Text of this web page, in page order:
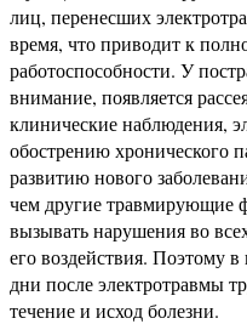
лиц, перенесших
время, что приводит к
работоспособности. У
внимание, появляется
клинические наблюдения,
обострению хронического
развитию нового
чем другие травмирующие
вызывать нарушения во
его воздействия. Поэтому
дни после электротравмы
течение и исход болезни.